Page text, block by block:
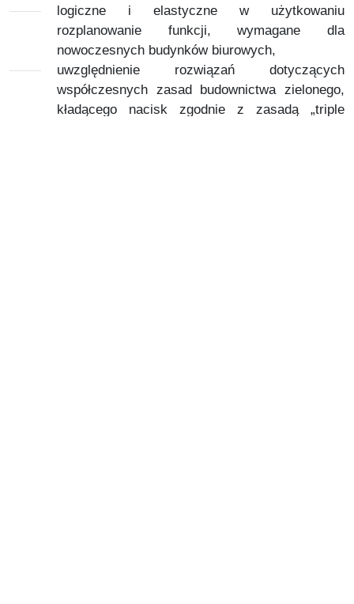
logiczne i elastyczne w użytkowaniu
rozplanowanie funkcji, wymagane dla
nowoczesnych budynków biurowych,
uwzględnienie rozwiązań dotyczących
współczesnych zasad budownictwa zielonego,
kładącego nacisk zgodnie z zasadą „triple